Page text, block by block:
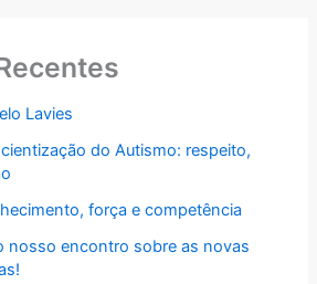
Lavies
do Autismo: respeito,
força e competência
nosso encontro sobre as novas